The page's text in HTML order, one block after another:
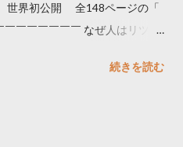
世界初公開 全148ページの「
￣￣￣￣￣￣ なぜ人はリツイ
リツイート ー 人は16の熱量
続きを読む